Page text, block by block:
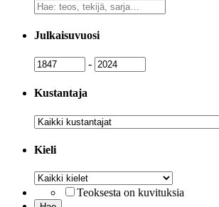
Vapaa
sanahaku
Julkaisuvuosi
Julkaisuvuosi
- Julkaisuvuosi
Kustantaja
Kustantaja
Kieli
Kieli
Teoksesta on kuvituksia